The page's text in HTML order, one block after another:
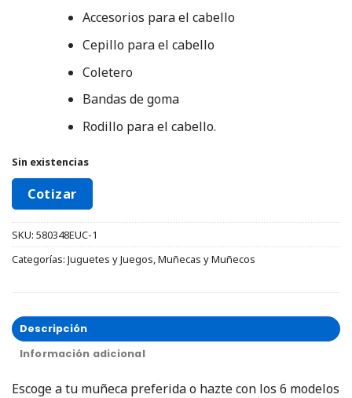
Accesorios para el cabello
Cepillo para el cabello
Coletero
Bandas de goma
Rodillo para el cabello.
Sin existencias
Cotizar
SKU: 580348EUC-1
Categorías: Juguetes y Juegos,Muñecas y Muñecos
Descripción
Información adicional
Escoge a tu muñeca preferida o hazte con los 6 modelos